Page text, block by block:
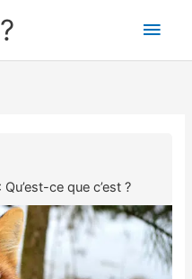
ce que c’est ?